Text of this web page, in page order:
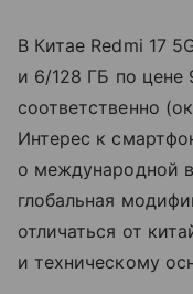
В Китае Redmi 17
и 6/128 ГБ по цене
соответственно
Интерес к
о международной
глобальная
отличаться от
и техническому